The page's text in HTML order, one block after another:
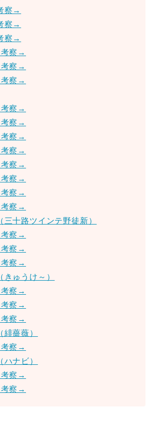
察→
察→
察→
考察→
考察→
考察→
考察→
考察→
考察→
考察→
考察→
考察→
考察→
考察→
三十路ツインテ野徒新）
考察→
考察→
考察→
ゅうけ～）
考察→
考察→
考察→
薔薇）
考察→
ナビ）
考察→
考察→